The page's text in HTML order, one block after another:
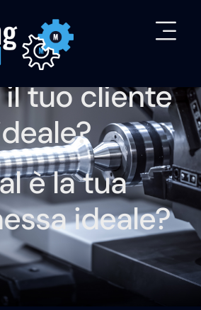
il tuo cliente
è la tua
ideale?